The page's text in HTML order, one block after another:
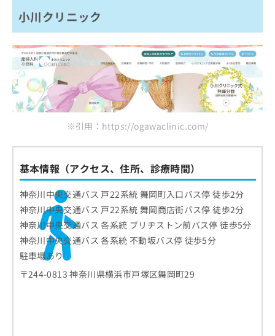
小川クリニック
※引用：https://ogawaclinic.com/
基本情報（アクセス、住所、診療時間）
神奈川中央交通バス 戸22系統 舞岡町入口バス停 徒歩2分
神奈川中央交通バス 戸22系統 舞岡商店街バス停 徒歩2分
神奈川中央交通バス 各系統 ブリヂストン前バス停 徒歩5分
神奈川中央交通バス 各系統 不動坂バス停 徒歩5分
駐車場あり
〒244-0813 神奈川県横浜市戸塚区舞岡町29